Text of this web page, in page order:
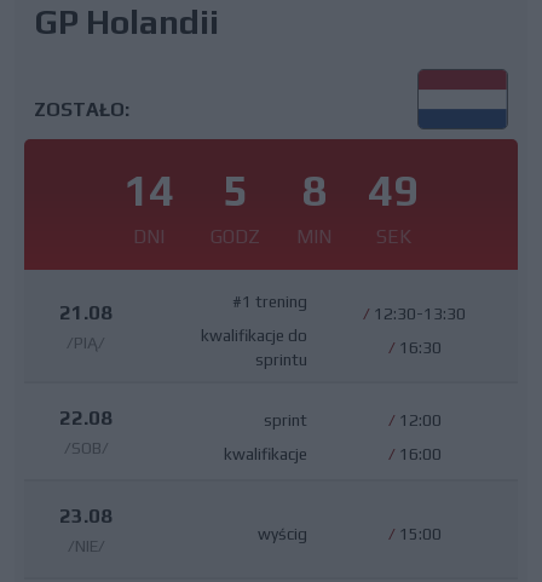
GP Holandii
ZOSTAŁO:
14
DNI
5
GODZ
8
MIN
48
SEK
21.08
/PIĄ/
#1 trening
kwalifikacje do
sprintu
/ 12:30-13:30
/ 16:30
22.08
/SOB/
sprint
kwalifikacje
/ 12:00
/ 16:00
23.08
/NIE/
wyścig / 15:00